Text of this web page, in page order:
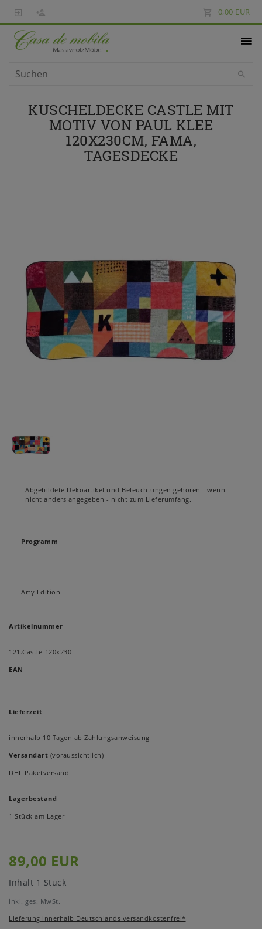
0,00 EUR
KUSCHELDECKE CASTLE MIT
MOTIV VON PAUL KLEE
120X230CM, FAMA,
TAGESDECKE
Abgebildete Dekoartikel und Beleuchtungen gehören - wenn
nicht anders angegeben - nicht zum Lieferumfang.
Programm
Arty Edition
Artikelnummer
121.Castle-120x230
EAN
Lieferzeit
innerhalb 10 Tagen ab Zahlungsanweisung
Versandart (voraussichtlich)
DHL Paketversand
Lagerbestand
1 Stück am Lager
89,00 EUR
Inhalt 1 Stück
inkl. ges. MwSt.
Lieferung innerhalb Deutschlands versandkostenfrei*